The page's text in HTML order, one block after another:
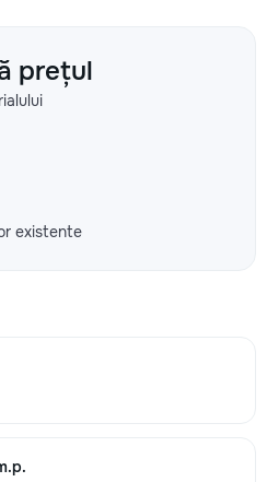
prețul
existente